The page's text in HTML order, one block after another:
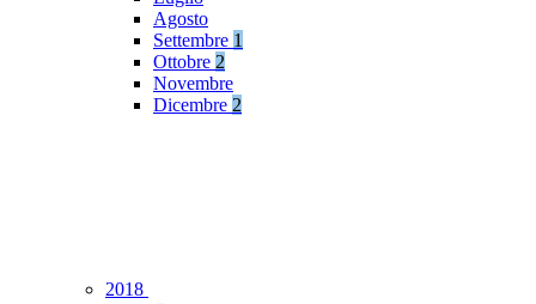
Agosto
Settembre 1
Ottobre 2
Novembre
Dicembre 2
2018